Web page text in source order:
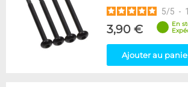
5/5 - 1
3,90 €
En
Ajouter au